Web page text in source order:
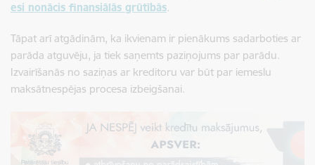
esi nonācis finansiālās grūtībās.
Tāpat arī atgādinām, ka ikvienam ir pienākums sadarboties ar
parāda atguvēju, ja tiek saņemts paziņojums par parādu.
Izvairīšanās no saziņas ar kreditoru var būt par iemeslu
maksātnespējas procesa izbeigšanai.